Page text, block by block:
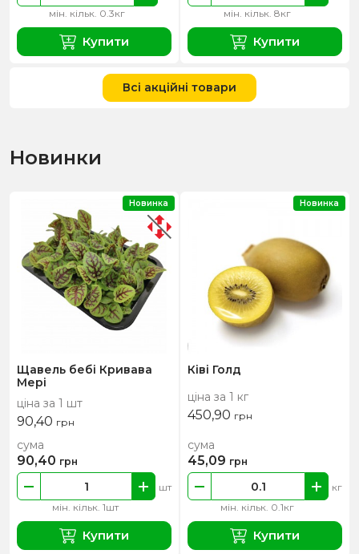
мін. кільк. 0.3кг
Купити
мін. кільк. 8кг
Купити
Всі акційні товари
Новинки
Щавель бебі Кривава
Мері
ціна за 1 шт
90,40 грн
мін. кільк. 1шт
шт
сума
90,40 грн
Купити
Новинка
Ківі Голд
ціна за 1 кг
450,90 грн
мін. кільк. 0.1кг
кг
сума
45,09 грн
Купити
Новинка